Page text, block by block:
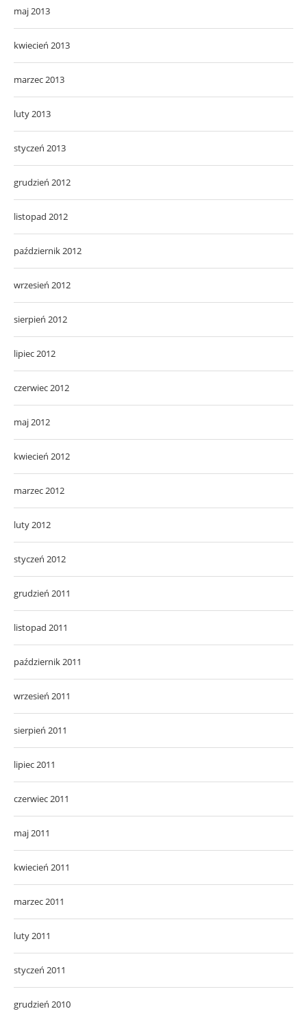
maj 2013
kwiecień 2013
marzec 2013
luty 2013
styczeń 2013
grudzień 2012
listopad 2012
październik 2012
wrzesień 2012
sierpień 2012
lipiec 2012
czerwiec 2012
maj 2012
kwiecień 2012
marzec 2012
luty 2012
styczeń 2012
grudzień 2011
listopad 2011
październik 2011
wrzesień 2011
sierpień 2011
lipiec 2011
czerwiec 2011
maj 2011
kwiecień 2011
marzec 2011
luty 2011
styczeń 2011
grudzień 2010